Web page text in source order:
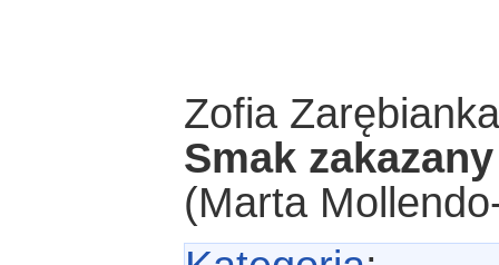
Zofia Zarębianka
Smak zakazany
(Marta